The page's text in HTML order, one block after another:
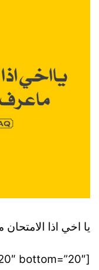
يا اخي اذا
[divider style=”solid” top=”20″ bottom=”20″]